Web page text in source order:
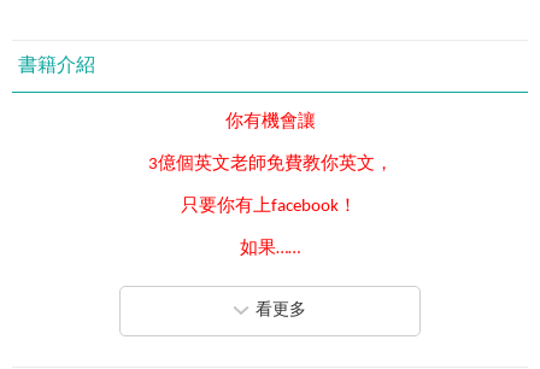
書籍介紹
你有機會讓
3億個英文老師免費教你英文，
只要你有上facebook！
如果……
你每天醒來第一件事就是登入facebook、
上班時也三不五時登入facebook、
看更多